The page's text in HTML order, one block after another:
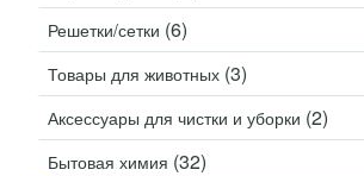
Решетки/сетки (6)
Товары для животных (3)
Аксессуары для чистки и уборки (2)
Бытовая химия (32)